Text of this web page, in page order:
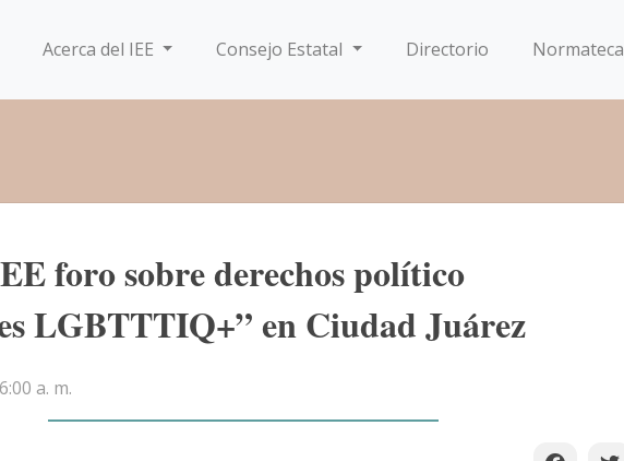
Acerca del IEE Consejo Estatal Directorio Normateca
foro sobre derechos político
LGBTTTIQ+” en Ciudad Juárez
a. m.